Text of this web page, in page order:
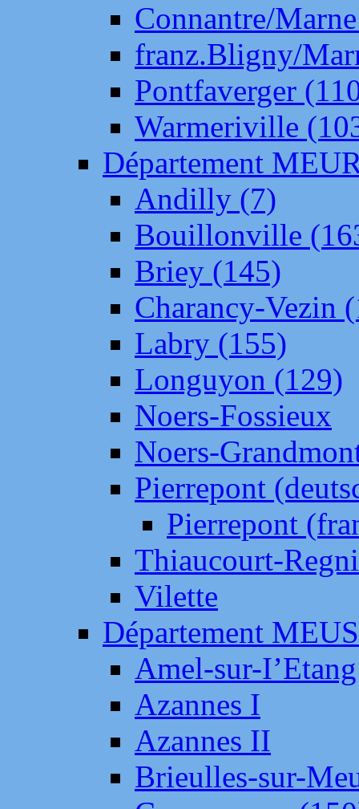
Connantre/
franz.Bligny/
Pontfaverger
Warmeriville
Département
Andilly (7)
Bouillonville
Briey (145)
Charancy-Vezin
Labry (155)
Longuyon (129)
Noers-Fossieux
Noers-
Pierrepont
Pierrepont
Thiaucourt-
Vilette
Département
Amel-sur-
Azannes I
Azannes II
Brieulles-sur-